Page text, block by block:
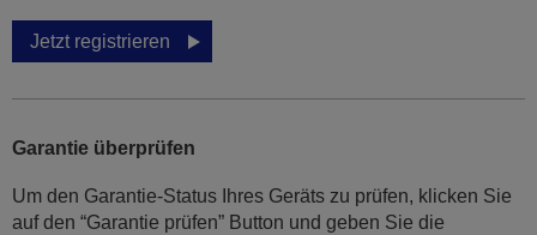
Jetzt registrieren
Garantie überprüfen
Um den Garantie-Status Ihres Geräts zu prüfen, klicken Sie
auf den “Garantie prüfen” Button und geben Sie die